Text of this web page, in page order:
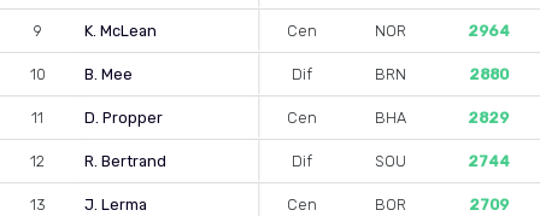
9 K. McLean Cen NOR 2964
10 B. Mee Dif BRN 2880
11 D. Propper Cen BHA 2829
12 R. Bertrand Dif SOU 2744
13 J. Lerma Cen BOR 2709